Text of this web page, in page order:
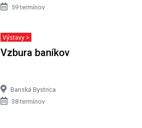
59 termínov
Výstavy >
Vzbura baníkov
Banská Bystrica
38 termínov